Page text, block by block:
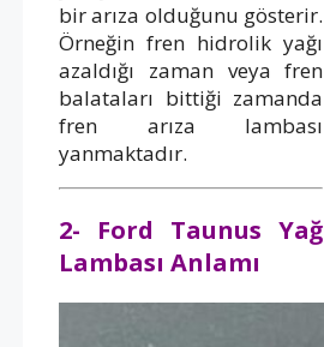
bir arıza olduğunu gösterir.
Örneğin fren hidrolik yağı
azaldığı zaman veya fren
balataları bittiği zamanda
fren arıza lambası
yanmaktadır.
2- Ford Taunus Yağ
Lambası Anlamı